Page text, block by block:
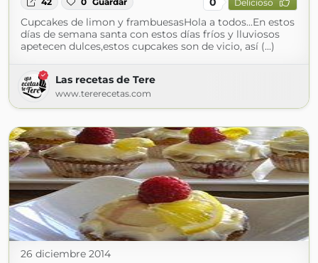
Delicioso
Cupcakes de limon y frambuesasHola a todos...En estos
días de semana santa con estos días fríos y lluviosos
apetecen dulces,estos cupcakes son de vicio, así (...)
Las recetas de Tere
www.tererecetas.com
26 diciembre 2014